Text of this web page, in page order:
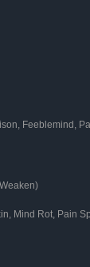
Feeblemind,
Mind Rot, Pain